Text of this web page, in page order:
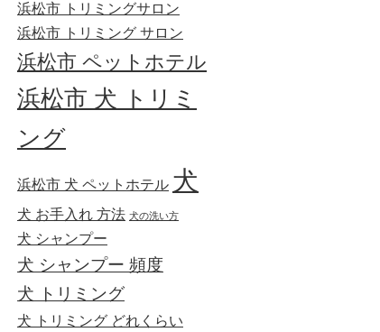
浜松市 トリミングサロン
浜松市 トリミング サロン
浜松市 ペットホテル
浜松市 犬 トリミ
ング
浜松市 犬 ペットホテル 犬
犬 お手入れ 方法 犬の洗い方
犬 シャンプー
犬 シャンプー 頻度
犬 トリミング
犬 トリミング どれくらい